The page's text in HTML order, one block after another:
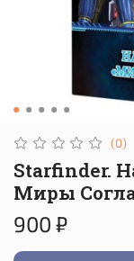
(0)
Starfinder.
Миры
900 ₽